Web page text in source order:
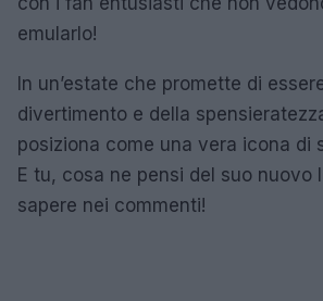
emularlo!
In un’estate che promette di
divertimento e della
posiziona come una vera icona di
E tu, cosa ne pensi del suo nuovo
sapere nei commenti!